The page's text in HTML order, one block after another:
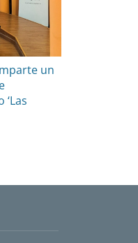
un